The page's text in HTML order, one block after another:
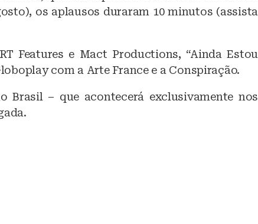
os aplausos duraram 10 minutos (assista
Features e Mact Productions, “Ainda Estou
com a Arte France e a Conspiração.
Brasil – que acontecerá exclusivamente nos